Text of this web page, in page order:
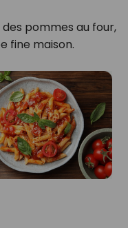
pommes au four,
fine maison.